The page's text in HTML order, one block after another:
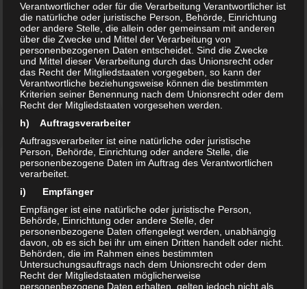
Dr. Oelschläger NaturaTrade
Verantwortlicher oder für die Verarbeitung Verantwortlicher ist
die natürliche oder juristische Person, Behörde, Einrichtung
oder andere Stelle, die allein oder gemeinsam mit anderen
über die Zwecke und Mittel der Verarbeitung von
personenbezogenen Daten entscheidet. Sind die Zwecke
und Mittel dieser Verarbeitung durch das Unionsrecht oder
das Recht der Mitgliedstaaten vorgegeben, so kann der
Verantwortliche beziehungsweise können die bestimmten
Kriterien seiner Benennung nach dem Unionsrecht oder dem
Recht der Mitgliedstaaten vorgesehen werden.
h) Auftragsverarbeiter
Auftragsverarbeiter ist eine natürliche oder juristische
Person, Behörde, Einrichtung oder andere Stelle, die
personenbezogene Daten im Auftrag des Verantwortlichen
verarbeitet.
i) Empfänger
Empfänger ist eine natürliche oder juristische Person,
Behörde, Einrichtung oder andere Stelle, der
personenbezogene Daten offengelegt werden, unabhängig
davon, ob es sich bei ihr um einen Dritten handelt oder nicht.
Behörden, die im Rahmen eines bestimmten
Untersuchungsauftrags nach dem Unionsrecht oder dem
Recht der Mitgliedstaaten möglicherweise
personenbezogene Daten erhalten, gelten jedoch nicht als